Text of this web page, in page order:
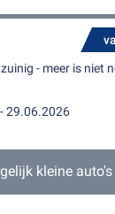
- meer is niet
29.06.2026
kleine auto's